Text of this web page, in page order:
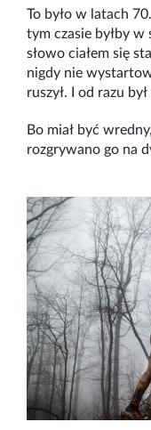
To było w latach
tym czasie byłby w
słowo ciałem się
nigdy nie
ruszył. I od razu
Bo miał być
rozgrywano go na